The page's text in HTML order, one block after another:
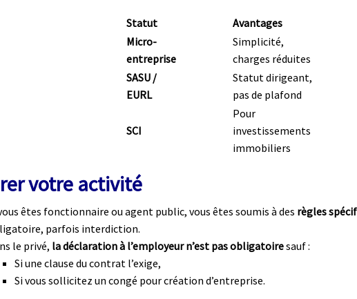
Statut Avantages
Micro-
entreprise
Simplicité,
charges réduites
SASU /
EURL
Statut dirigeant,
pas de plafond
SCI
Pour
investissements
immobiliers
votre activité
êtes fonctionnaire ou agent public, vous êtes soumis à des règles
parfois interdiction.
le privé, la déclaration à l’employeur n’est pas obligatoiresauf :
Si une clause du contrat l’exige,
Si vous sollicitez un congé pour création d’entreprise.